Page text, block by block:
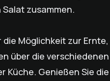
zusammen.
Möglichkeit zur
über die
Küche. Genießen Sie